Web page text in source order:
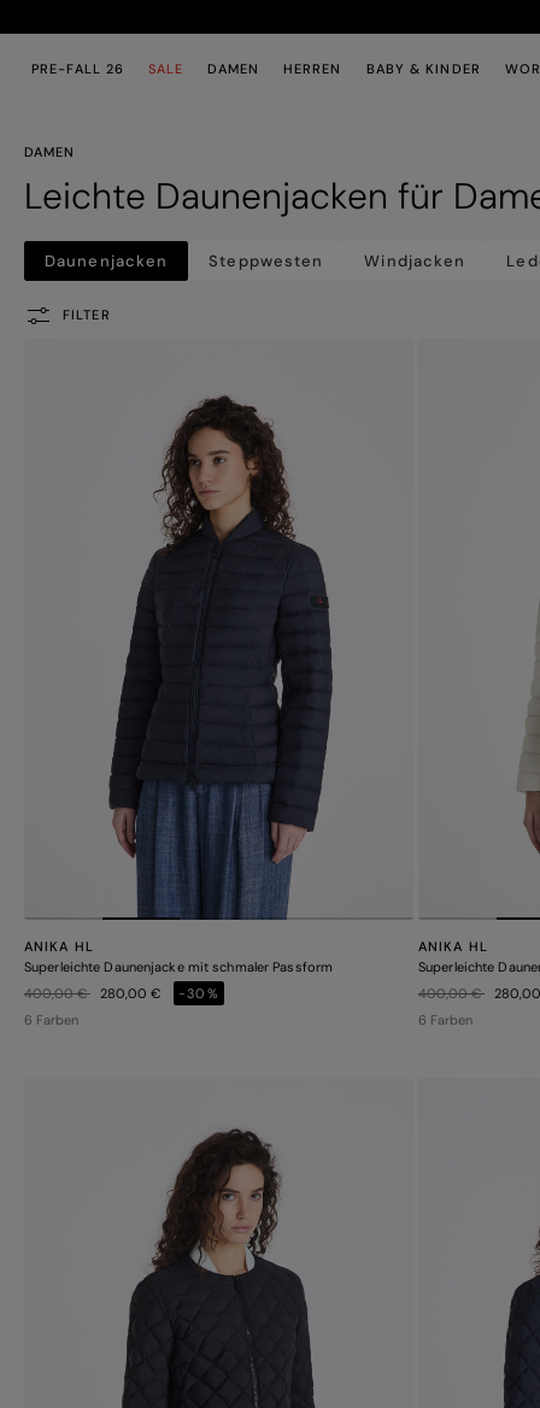
PRE-FALL 26 SALE DAMEN HERREN BABY & KINDER
DAMEN
Leichte Daunenjacken für
Daunenjacken Steppwesten Windjacken
FILTER
ANIKA HL
Superleichte Daunenjacke mit schmaler Passform
Preis reduziert von
400,00 €auf280,00 €
-30%
6 Farben
ANIKA HL
Superleichte
Preis reduziert von
400,00 €auf
6 Farben